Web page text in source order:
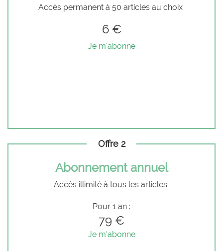
Accès permanent à 50 articles au choix
6 €
Je m'abonne
Offre 2
Abonnement annuel
Accès illimité à tous les articles
Pour 1 an :
79 €
Je m'abonne